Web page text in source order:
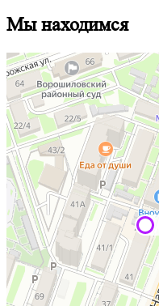
Мы находимся